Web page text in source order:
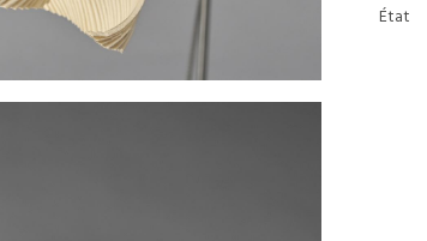
État